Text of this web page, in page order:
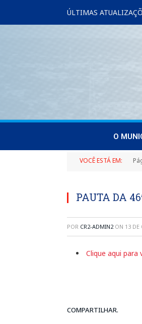
ÚLTIMAS
O
VOCÊ ESTÁ EM:
PAUTA DA
POR CR2-ADMIN2 ON 13 DE
Clique aqui para
COMPARTILHAR.